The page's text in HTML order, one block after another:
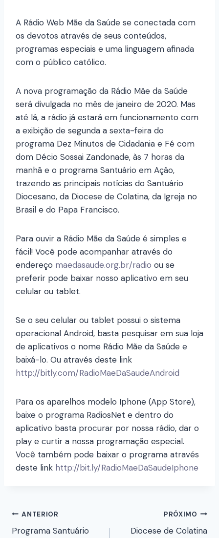
A Rádio Web Mãe da Saúde se conectada com
os devotos através de seus conteúdos,
programas especiais e uma linguagem afinada
com o público católico.
A nova programação da Rádio Mãe da Saúde
será divulgada no mês de janeiro de 2020. Mas
até lá, a rádio já estará em funcionamento com
a exibição de segunda a sexta-feira do
programa Dez Minutos de Cidadania e Fé com
dom Décio Sossai Zandonade, às 7 horas da
manhã e o programa Santuário em Ação,
trazendo as principais notícias do Santuário
Diocesano, da Diocese de Colatina, da Igreja no
Brasil e do Papa Francisco.
Para ouvir a Rádio Mãe da Saúde é simples e
fácil! Você pode acompanhar através do
endereço maedasaude.org.br/radio ou se
preferir pode baixar nosso aplicativo em seu
celular ou tablet.
Se o seu celular ou tablet possui o sistema
operacional Android, basta pesquisar em sua loja
de aplicativos o nome Rádio Mãe da Saúde e
baixá-lo. Ou através deste link
http://bitly.com/RadioMaeDaSaudeAndroid
Para os aparelhos modelo Iphone (App Store),
baixe o programa RadiosNet e dentro do
aplicativo basta procurar por nossa rádio, dar o
play e curtir a nossa programação especial.
Você também pode baixar o programa através
deste link http://bit.ly/RadioMaeDaSaudeIphone
ANTERIOR
Programa Santuário
PRÓXIMO
Diocese de Colatina